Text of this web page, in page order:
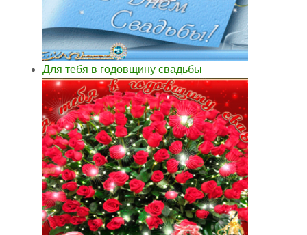
Для тебя в годовщину свадьбы